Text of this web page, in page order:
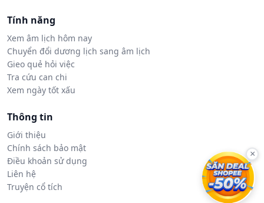
Tính năng
Xem âm lịch hôm nay
Chuyển đổi dương lịch sang âm lịch
Gieo quẻ hỏi việc
Tra cứu can chi
Xem ngày tốt xấu
Thông tin
Giới thiệu
Chính sách bảo mật
Điều khoản sử dụng
Liên hệ
Truyện cổ tích
×